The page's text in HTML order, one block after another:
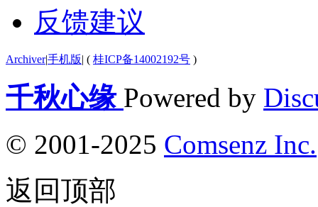
反馈建议
Archiver|手机版| ( 桂ICP备14002192号 )
千秋心缘 Powered by
© 2001-2025 Comsenz Inc.
返回顶部